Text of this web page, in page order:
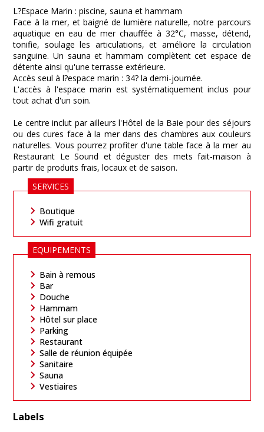
L?Espace Marin : piscine, sauna et hammam
Face à la mer, et baigné de lumière naturelle, notre parcours
aquatique en eau de mer chauffée à 32°C, masse, détend,
tonifie, soulage les articulations, et améliore la circulation
sanguine. Un sauna et hammam complètent cet espace de
détente ainsi qu'une terrasse extérieure.
Accès seul à l?espace marin : 34? la demi-journée.
L'accès à l'espace marin est systématiquement inclus pour
tout achat d'un soin.
Le centre inclut par ailleurs l'Hôtel de la Baie pour des séjours
ou des cures face à la mer dans des chambres aux couleurs
naturelles. Vous pourrez profiter d'une table face à la mer au
Restaurant Le Sound et déguster des mets fait-maison à
partir de produits frais, locaux et de saison.
SERVICES
Boutique
Wifi gratuit
EQUIPEMENTS
Bain à remous
Bar
Douche
Hammam
Hôtel sur place
Parking
Restaurant
Salle de réunion équipée
Sanitaire
Sauna
Vestiaires
Labels